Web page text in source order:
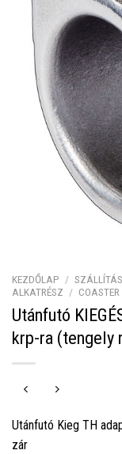
KEZDŐLAP /
ALKATRÉSZ /
Utánfutó
krp-ra (tengely
Utánfutó Kieg TH
zár